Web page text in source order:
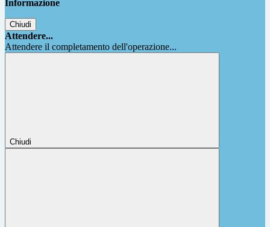
Informazione
Chiudi
Attendere...
Attendere il completamento dell'operazione...
Chiudi